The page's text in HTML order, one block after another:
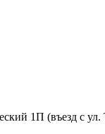
1П (въезд с